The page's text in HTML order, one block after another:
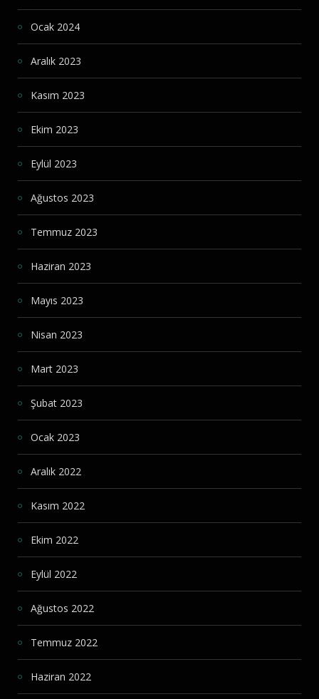
Ocak 2024
Aralık 2023
Kasım 2023
Ekim 2023
Eylül 2023
Ağustos 2023
Temmuz 2023
Haziran 2023
Mayıs 2023
Nisan 2023
Mart 2023
Şubat 2023
Ocak 2023
Aralık 2022
Kasım 2022
Ekim 2022
Eylül 2022
Ağustos 2022
Temmuz 2022
Haziran 2022